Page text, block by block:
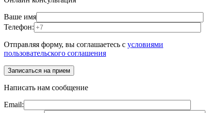
Ваше имя
Телефон:
Отправляя форму, вы соглашаетесь с условиями
пользовательского соглашения
Написать нам сообщение
Email: